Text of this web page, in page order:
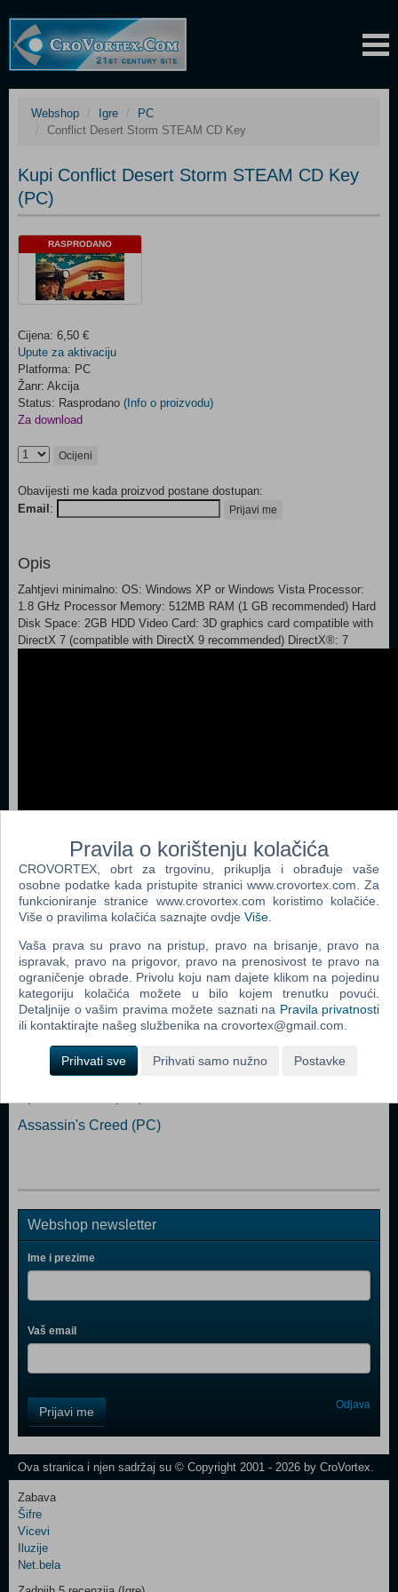
Webshop Igre
PC
Conflict Desert Storm STEAM CD Key
Kupi Conflict Desert Storm STEAM CD Key
(PC)
RASPRODANO
Cijena: 6,50 €
Upute za aktivaciju
Platforma: PC
Žanr: Akcija
Status: Rasprodano (Info o proizvodu)
Za download
Ocijeni
Obavijesti me kada proizvod postane dostupan:
Email : Prijavi me
Opis
Zahtjevi minimalno: OS: Windows XP or Windows Vista Processor:
1.8 GHz Processor Memory: 512MB RAM (1 GB recommended) Hard
Disk Space: 2GB HDD Video Card: 3D graphics card compatible with
DirectX 7 (compatible with DirectX 9 recommended) DirectX®: 7
Popularno
Grand Theft Auto San Andreas (PC)
Grand Theft Auto Vice City (PC)
Call Of Duty 4 Modern Warfare (PC)
Assassin's Creed (PC)
Webshop newsletter
Ime i prezime
Vaš email
Field
One
Newsletter
Control
Field
Two
Newsletter
Prijavi me Odjava
Ova stranica i njen sadržaj su © Copyright 2001 - 2026 by CroVortex.
Zabava
Šifre
Vicevi
Iluzije
Net.bela
Pravila o korištenju kolačića
CROVORTEX, obrt za trgovinu, prikuplja i obrađuje vaše
osobne podatke kada pristupite stranici www.crovortex.com. Za
funkcioniranje stranice www.crovortex.com koristimo kolačiće.
Više o pravilima kolačića saznajte ovdje Više
Vaša prava su pravo na pristup, pravo na brisanje, pravo na
ispravak, pravo na prigovor, pravo na prenosivost te pravo na
ograničenje obrade. Privolu koju nam dajete klikom na pojedinu
kategoriju kolačića možete u bilo kojem trenutku povući.
Detaljnije o vašim pravima možete saznati na Pravila privatnosti
ili kontaktirajte našeg službenika na crovortex@gmail.com.
Prihvati sve Prihvati samo nužno Postavke